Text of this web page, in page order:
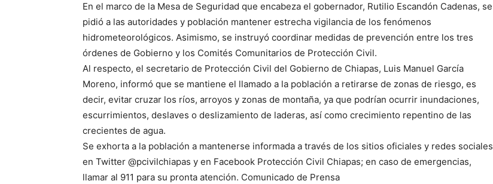
En el marco de la Mesa de Seguridad que encabeza el gobernador, Rutilio Escandón Cadenas, se
pidió a las autoridades y población mantener estrecha vigilancia de los fenómenos
hidrometeorológicos. Asimismo, se instruyó coordinar medidas de prevención entre los tres
órdenes de Gobierno y los Comités Comunitarios de Protección Civil.
Al respecto, el secretario de Protección Civil del Gobierno de Chiapas, Luis Manuel García
Moreno, informó que se mantiene el llamado a la población a retirarse de zonas de riesgo, es
decir, evitar cruzar los ríos, arroyos y zonas de montaña, ya que podrían ocurrir inundaciones,
escurrimientos, deslaves o deslizamiento de laderas, así como crecimiento repentino de las
crecientes de agua.
Se exhorta a la población a mantenerse informada a través de los sitios oficiales y redes sociales
en Twitter @pcivilchiapas y en Facebook Protección Civil Chiapas; en caso de emergencias,
llamar al 911 para su pronta atención. Comunicado de Prensa